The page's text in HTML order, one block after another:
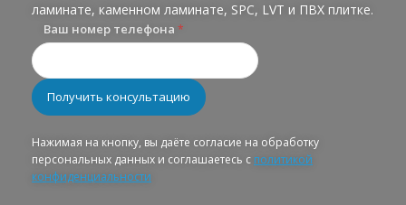
ламинате, каменном ламинате, SPC, LVT и ПВХ плитке.
Ваш номер телефона *
Нажимая на кнопку, вы даёте согласие на обработку
персональных данных и соглашаетесь с политикой
конфиденциальности